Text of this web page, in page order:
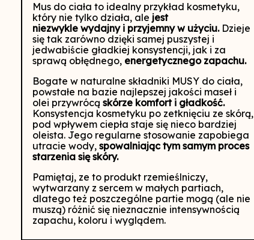
Mus do ciała to idealny przykład kosmetyku,
który nie tylko działa, ale jest
niezwykle wydajny i przyjemny w użyciu. Dzieje
się tak zarówno dzięki samej puszystej i
jedwabiście gładkiej konsystencji, jak i za
sprawą obłędnego, energetycznego zapachu.
Bogate w naturalne składniki MUSY do ciała,
powstałe na bazie najlepszej jakości maseł i
olei przywrócą skórze komfort i gładkość.
Konsystencja kosmetyku po zetknięciu ze skórą,
pod wpływem ciepła staje się nieco bardziej
oleista. Jego regularne stosowanie zapobiega
utracie wody, spowalniając tym samym proces
starzenia się skóry.
Pamiętaj, ze to produkt rzemieślniczy,
wytwarzany z sercem w małych partiach,
dlatego też poszczególne partie mogą (ale nie
muszą) różnić się nieznacznie intensywnością
zapachu, koloru i wyglądem.